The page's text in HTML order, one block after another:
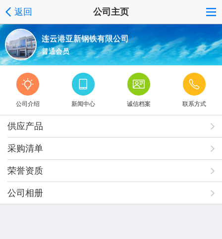
返回 公司主页
连云港亚新钢铁有限公司
普通会员
公司介绍 新闻中心 诚信档案 联系方式
供应产品
采购清单
荣誉资质
公司相册